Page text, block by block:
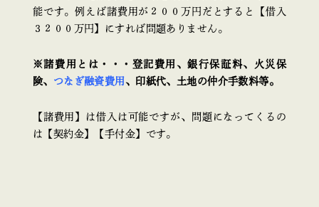
能です。例えば諸費用が２００万円だとすると【借入
３２００万円】にすれば問題ありません。
※諸費用とは・・・登記費用、銀行保証料、火災保
険、 つなぎ融資費用 、印紙代、土地の仲介手数料等。
【諸費用】は借入は可能ですが、問題になってくるの
は【契約金】【手付金】です。